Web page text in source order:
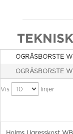
OGRÄSBORSTE
OGRÄSBORSTE
Vis linjer
Holms Ugresskost